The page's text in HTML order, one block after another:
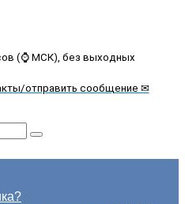
(⌚ МСК), без выходных
отправить сообщение ✉